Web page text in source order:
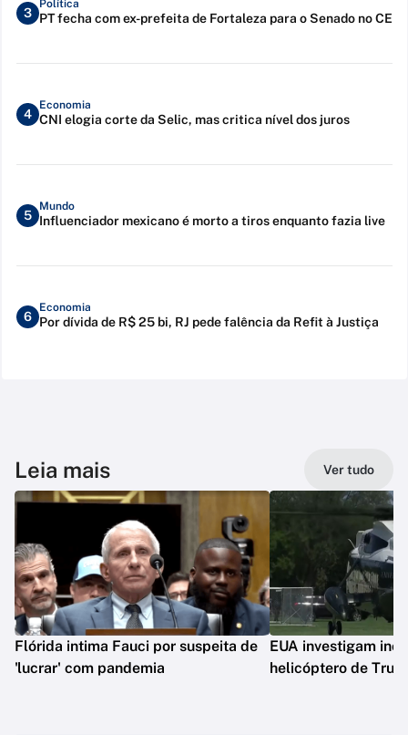
3
Política
PT fecha com ex-prefeita de Fortaleza para o Senado no CE
4
Economia
CNI elogia corte da Selic, mas critica nível dos juros
5
Mundo
Influenciador mexicano é morto a tiros enquanto fazia live
6
Economia
Por dívida de R$ 25 bi, RJ pede falência da Refit à Justiça
Leia mais Ver tudo
Flórida intima Fauci por suspeita de
'lucrar' com pandemia
EUA investigam
helicóptero de